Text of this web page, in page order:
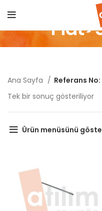
Ana Sayfa Referans
Tek bir sonuç gösteriliyor
Ürün menüsünü